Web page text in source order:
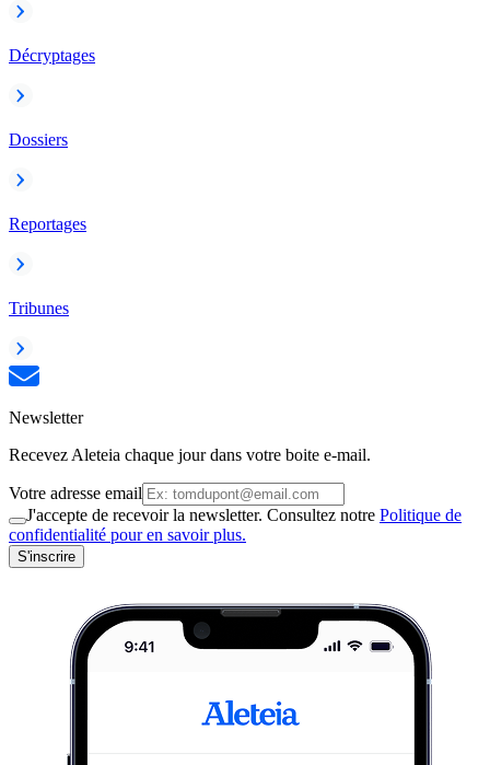
Décryptages
Dossiers
Reportages
Tribunes
Newsletter
Recevez Aleteia chaque jour dans votre boite e-mail.
Votre adresse email
J'accepte de recevoir la newsletter. Consultez notre Politique de
confidentialité pour en savoir plus.
S'inscrire